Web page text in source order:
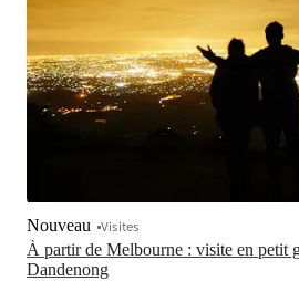
À partir de Melbourne : visite en petit
Dandenong
Nouveau Visites